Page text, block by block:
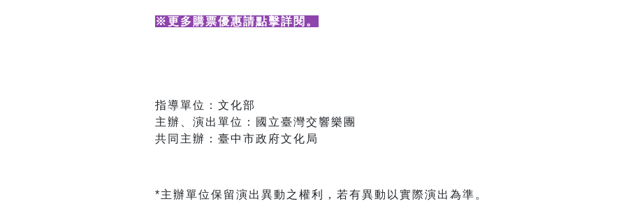
※更多購票優惠請點擊詳閱 。
指導單位：文化部
主辦、演出單位：國立臺灣交響樂團
共同主辦：臺中市政府文化局
*主辦單位保留演出異動之權利，若有異動以實際演出為準。